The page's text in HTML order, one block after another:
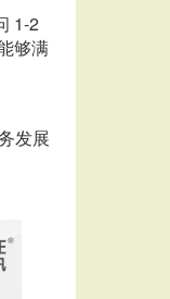
1-2
够满
发展